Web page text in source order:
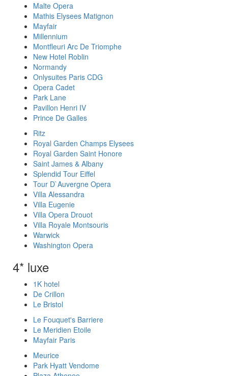
Malte Opera
Mathis Elysees Matignon
Mayfair
Millennium
Montfleuri Arc De Triomphe
New Hotel Roblin
Normandy
Onlysuites Paris CDG
Opera Cadet
Park Lane
Pavillon Henri IV
Prince De Galles
Ritz
Royal Garden Champs Elysees
Royal Garden Saint Honore
Saint James & Albany
Splendid Tour Eiffel
Tour D`Auvergne Opera
Villa Alessandra
Villa Eugenie
Villa Opera Drouot
Villa Royale Montsouris
Warwick
Washington Opera
4* luxe
1K hotel
De Crillon
Le Bristol
Le Fouquet's Barriere
Le Meridien Etoile
Mayfair Paris
Meurice
Park Hyatt Vendome